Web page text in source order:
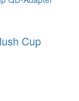
Cup